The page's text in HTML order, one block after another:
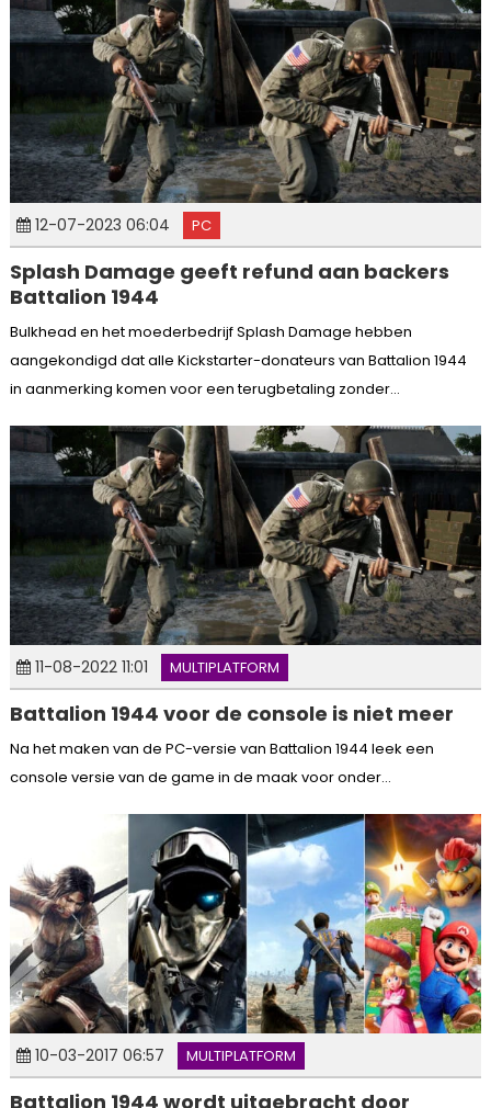
12-07-2023 06:04 PC
Splash Damage geeft refund aan backers
Battalion 1944
Bulkhead en het moederbedrijf Splash Damage hebben
aangekondigd dat alle Kickstarter-donateurs van Battalion 1944
in aanmerking komen voor een terugbetaling zonder...
11-08-2022 11:01 MULTIPLATFORM
Battalion 1944 voor de console is niet meer
Na het maken van de PC-versie van Battalion 1944 leek een
console versie van de game in de maak voor onder...
10-03-2017 06:57 MULTIPLATFORM
Battalion 1944 wordt uitgebracht door